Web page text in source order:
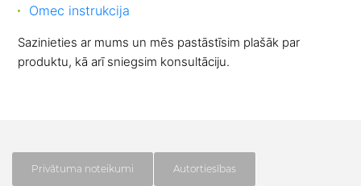
Omec instrukcija
Sazinieties ar mums un mēs pastāstīsim plašāk par
produktu, kā arī sniegsim konsultāciju.
Privātuma noteikumi Autortiesības